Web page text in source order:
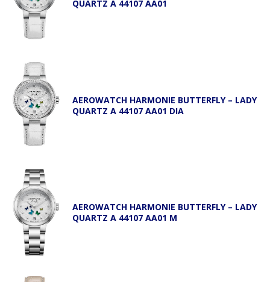
QUARTZ A 44107 AA01
AEROWATCH HARMONIE BUTTERFLY – LADY
QUARTZ A 44107 AA01 DIA
AEROWATCH HARMONIE BUTTERFLY – LADY
QUARTZ A 44107 AA01 M